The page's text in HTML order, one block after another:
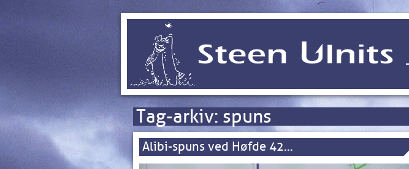
Tag-arkiv: spuns
Alibi-spuns ved Høfde 42…